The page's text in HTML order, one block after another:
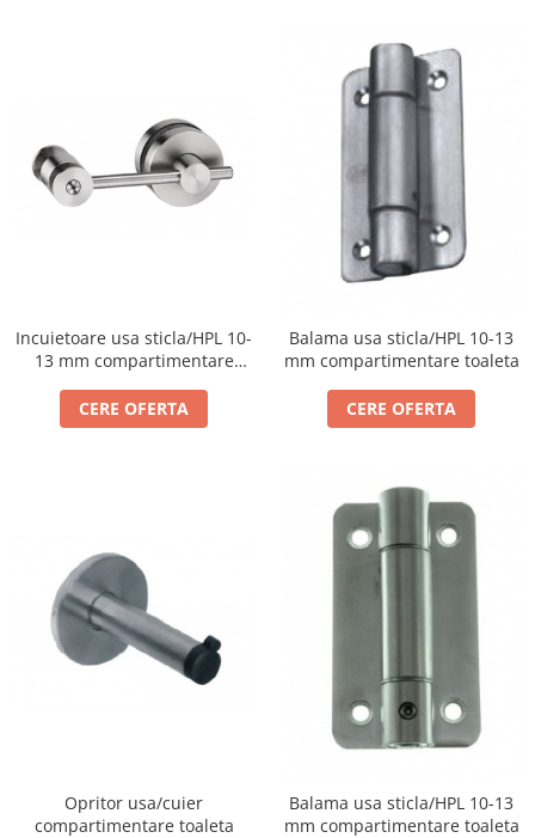
Incuietoare usa sticla/HPL 10-
13 mm compartimentare
CERE OFERTA
Balama usa sticla/HPL 10-13
mm compartimentare toaleta
CERE OFERTA
Opritor usa/cuier
compartimentare toaleta
Balama usa sticla/HPL 10-13
mm compartimentare toaleta